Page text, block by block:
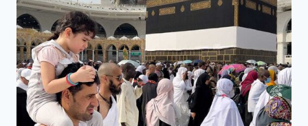
هند
+
عکس